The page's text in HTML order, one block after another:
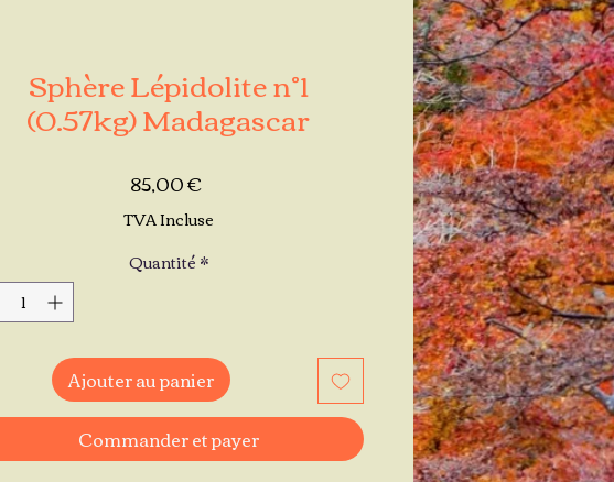
Sphère Lépidolite n°1
(0.57kg) Madagascar
85,00 €Prix
TVA Incluse
Quantité*
Ajouter au panier
Commander et payer